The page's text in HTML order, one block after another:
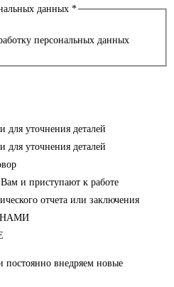
данных *
персональных данных
для уточнения деталей
для уточнения деталей
и приступают к работе
отчета или заключения
внедряем новые